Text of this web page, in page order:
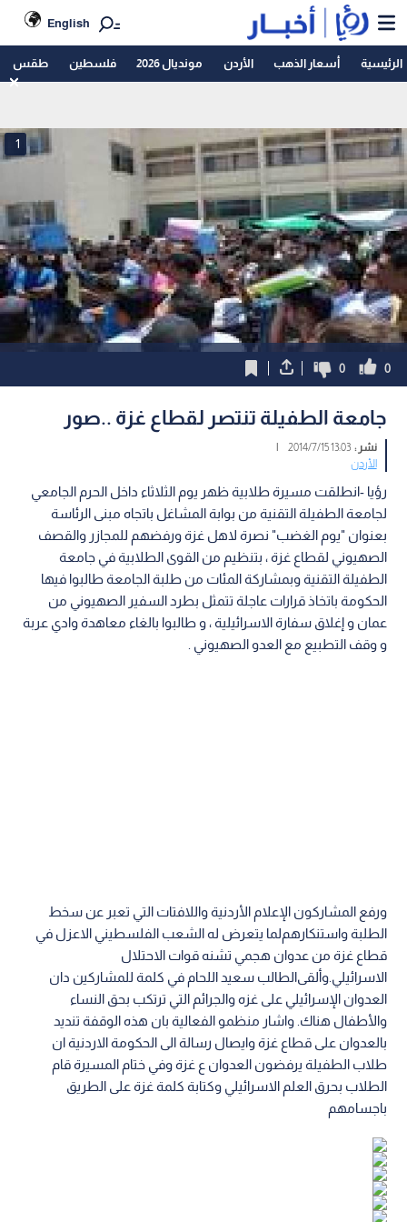
English
الرئيسية أسعار الذهب الأردن مونديال 2026 فلسطين طقس
1
0
0
جامعة الطفيلة تنتصر لقطاع غزة ..صور
نشر :13:03 2014/7/15
|
الأردن
رؤيا -انطلقت مسيرة طلابية ظهر يوم الثلاثاء داخل الحرم الجامعي
لجامعة الطفيلة التقنية من بوابة المشاغل باتجاه مبنى الرئاسة
بعنوان "يوم الغضب" نصرة لاهل غزة ورفضهم للمجازر والقصف
الصهيوني لقطاع غزة ، بتنظيم من القوى الطلابية في جامعة
الطفيلة التقنية وبمشاركة المئات من طلبة الجامعة طالبوا فيها
الحكومة باتخاذ قرارات عاجلة تتمثل بطرد السفير الصهيوني من
عمان و إغلاق سفارة الاسرائيلية ، و طالبوا بالغاء معاهدة وادي عربة
و وقف التطبيع مع العدو الصهيوني .
ورﻓﻊ اﻟﻤﺸﺎرﻛﻮن اﻹﻋﻼم اﻷردﻧﻴﺔ واﻟﻼﻓﺘﺎت اﻟﺘﻲ ﺗﻌﺒﺮ ﻋﻦ ﺳﺨﻂ
اﻟﻄﻠﺒﺔ واﺳﺘﻨﻜﺎرﻫﻢﻟﻤﺎ ﻳﺘﻌﺮض ﻟﻪ اﻟﺸﻌﺐ اﻟﻔﻠﺴﻄﻴﻨﻲ اﻻﻋﺰل ﻓﻲ
ﻗﻄﺎع ﻏﺰة ﻣﻦ ﻋﺪوان ﻫﺠﻤﻲ ﺗﺸﻨﻪ ﻗﻮات اﻻﺣﺘﻼل
اﻻﺳﺮاﺋﻴﻠﻲ.وأﻟﻘﻰالطالب سعيد اللحام في كلمة للمشاركين دان
اﻟﻌﺪوان اﻹﺳﺮاﺋﻴﻠﻲ ﻋﻠﻰ ﻏﺰه واﻟﺠﺮاﺋﻢ اﻟﺘﻲ ﺗﺮﺗﻜﺐ ﺑﺤﻖ اﻟﻨﺴﺎء
واﻷﻃﻔﺎل ﻫﻨﺎك. واشار منظمو الفعالية بان هذه الوقفة تنديد
بالعدوان على قطاع غزة وايصال رسالة الى الحكومة الاردنية ان
طلاب الطفيلة يرفضون العدوان ع غزة وفي ختام المسيرة قام
الطلاب بحرق العلم الاسرائيلي وكتابة كلمة غزة على الطريق
باجسامهم